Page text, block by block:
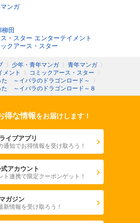
ンガ
田
・スター エンターテイメント
クアース・スター
〉 少年・青年マンガ 〉 青年マンガ 〉
メント
〉 コミックアース・スター 〉
～イバラのドラゴンロード～ 〉
～イバラのドラゴンロード～８
得な情報をお届けします！
イブアプリ
通知でお得情報を受け取ろう！
アカウント
ト連携で限定クーポンゲット！
ガジン
新情報を受け取ろう！